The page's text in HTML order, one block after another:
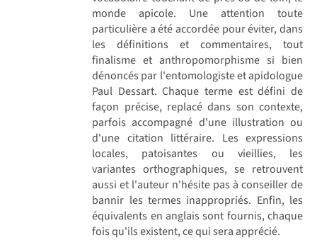
monde apicole. Une attention toute
particulière a été accordée pour éviter, dans
les définitions et commentaires, tout
finalisme et anthropomorphisme si bien
dénoncés par l'entomologiste et apidologue
Paul Dessart. Chaque terme est défini de
façon précise, replacé dans son contexte,
parfois accompagné d'une illustration ou
d'une citation littéraire. Les expressions
locales, patoisantes ou vieillies, les
variantes orthographiques, se retrouvent
aussi et l'auteur n'hésite pas à conseiller de
bannir les termes inappropriés. Enfin, les
équivalents en anglais sont fournis, chaque
fois qu'ils existent, ce qui sera apprécié.